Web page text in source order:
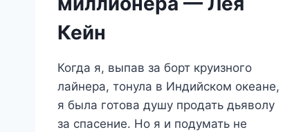
Кейн
Когда я, выпав за борт круизного
лайнера, тонула в Индийском океане,
я была готова душу продать дьяволу
за спасение. Но я и подумать не